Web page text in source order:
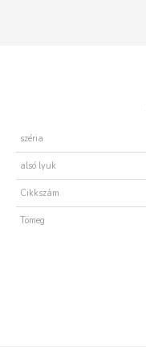
széria
alsó lyuk
Cikkszám
Tömeg